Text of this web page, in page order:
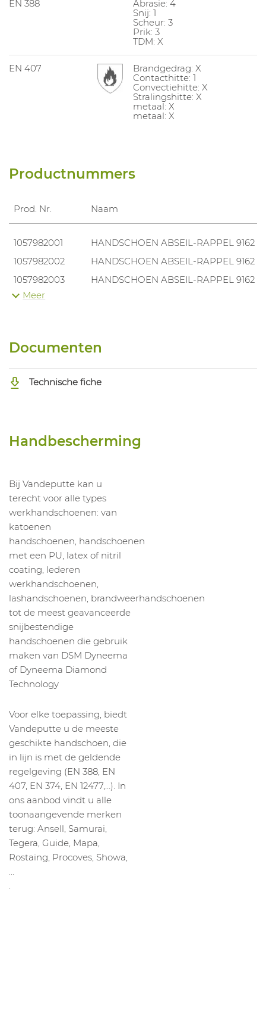
EN 388
Abrasie: 4
Snij: 1
Scheur: 3
Prik: 3
TDM: X
EN 407
Brandgedrag: X
Contacthitte: 1
Convectiehitte: X
Stralingshitte: X
metaal: X
metaal: X
Productnummers
Prod. Nr. Naam
1057982001
HANDSCHOEN ABSEIL-RAPPEL 9162
1057982002
HANDSCHOEN ABSEIL-RAPPEL 9162
1057982003
HANDSCHOEN ABSEIL-RAPPEL 9162
1057982004
Meer
Documenten
Technische fiche
Handbescherming
Bij Vandeputte kan u
terecht voor alle types
werkhandschoenen: van
katoenen
handschoenen, handschoenen
met een PU, latex of nitril
coating, lederen
werkhandschoenen,
lashandschoenen, brandweerhandschoenen
tot de meest geavanceerde
snijbestendige
handschoenen die gebruik
maken van DSM Dyneema
of Dyneema Diamond
Technology
Voor elke toepassing, biedt
Vandeputte u de meeste
geschikte handschoen, die
in lijn is met de geldende
regelgeving (EN 388, EN
407, EN 374, EN 12477,…). In
ons aanbod vindt u alle
toonaangevende merken
terug: Ansell, Samurai,
Tegera, Guide, Mapa,
Rostaing, Procoves, Showa,